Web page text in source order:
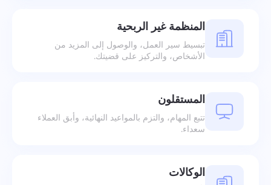
المنظمة غير الربحية
تبسيط سير العمل، والوصول إلى المزيد من
الأشخاص، والتركيز على قضيتك.
المستقلون
تتبع المهام، والتزم بالمواعيد النهائية، وأبق العملاء
سعداء.
الوكالات